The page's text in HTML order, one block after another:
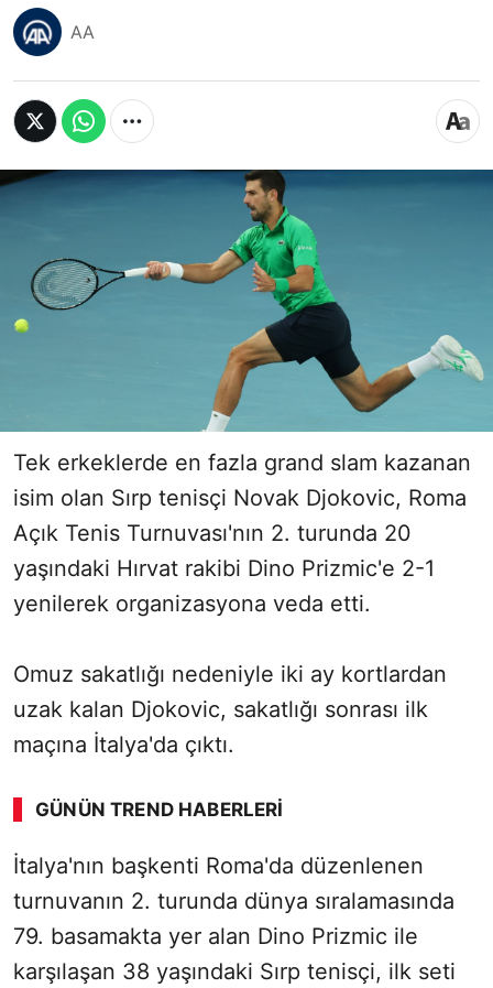
AA
Tek erkeklerde en fazla grand slam kazanan
isim olan Sırp tenisçi Novak Djokovic, Roma
Açık Tenis Turnuvası'nın 2. turunda 20
yaşındaki Hırvat rakibi Dino Prizmic'e 2-1
yenilerek organizasyona veda etti.
Omuz sakatlığı nedeniyle iki ay kortlardan
uzak kalan Djokovic, sakatlığı sonrası ilk
maçına İtalya'da çıktı.
GÜNÜN TREND HABERLERI
İtalya'nın başkenti Roma'da düzenlenen
turnuvanın 2. turunda dünya sıralamasında
79. basamakta yer alan Dino Prizmic ile
karşılaşan 38 yaşındaki Sırp tenisçi, ilk seti